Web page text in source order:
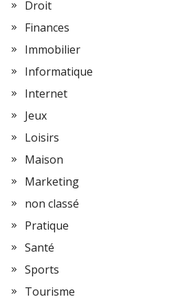
Droit
Finances
Immobilier
Informatique
Internet
Jeux
Loisirs
Maison
Marketing
non classé
Pratique
Santé
Sports
Tourisme